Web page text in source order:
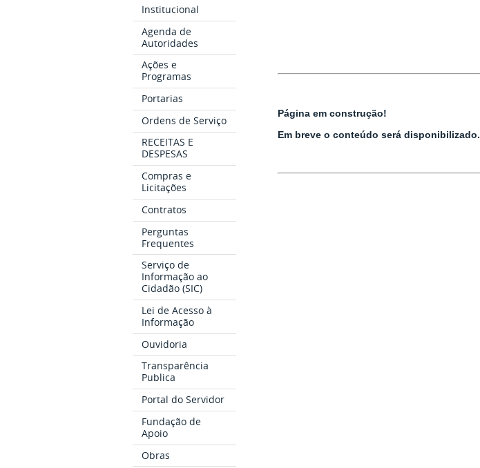
Institucional
Agenda de
Autoridades
Ações e
Programas
Portarias
Ordens de Serviço
RECEITAS E
DESPESAS
Compras e
Licitações
Contratos
Perguntas
Frequentes
Serviço de
Informação ao
Cidadão (SIC)
Lei de Acesso à
Informação
Ouvidoria
Transparência
Publica
Portal do Servidor
Fundação de
Apoio
Obras
Página em construção!
Em breve o conteúdo será disponibilizado.